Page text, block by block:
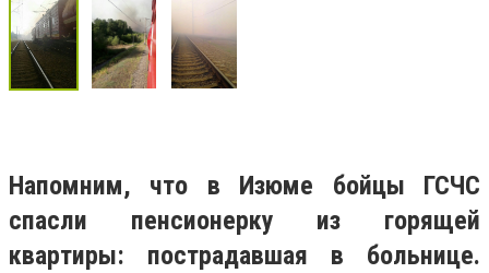
Напомним, что в Изюме бойцы ГСЧС
спасли пенсионерку из горящей
квартиры: пострадавшая в больнице.